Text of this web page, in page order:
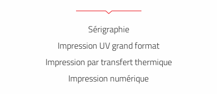
Sérigraphie
Impression UV grand format
Impression par transfert thermique
Impression numérique